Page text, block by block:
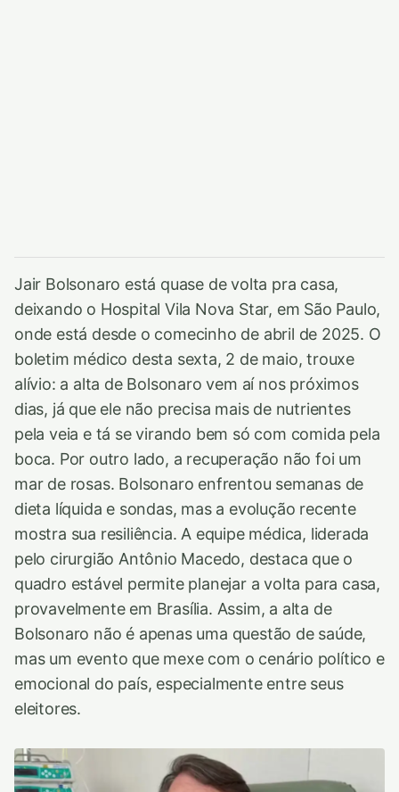
Jair Bolsonaro está quase de volta pra casa,
deixando o Hospital Vila Nova Star, em São Paulo,
onde está desde o comecinho de abril de 2025. O
boletim médico desta sexta, 2 de maio, trouxe
alívio: a alta de Bolsonaro vem aí nos próximos
dias, já que ele não precisa mais de nutrientes
pela veia e tá se virando bem só com comida pela
boca. Por outro lado, a recuperação não foi um
mar de rosas. Bolsonaro enfrentou semanas de
dieta líquida e sondas, mas a evolução recente
mostra sua resiliência. A equipe médica, liderada
pelo cirurgião Antônio Macedo, destaca que o
quadro estável permite planejar a volta para casa,
provavelmente em Brasília. Assim, a alta de
Bolsonaro não é apenas uma questão de saúde,
mas um evento que mexe com o cenário político e
emocional do país, especialmente entre seus
eleitores.